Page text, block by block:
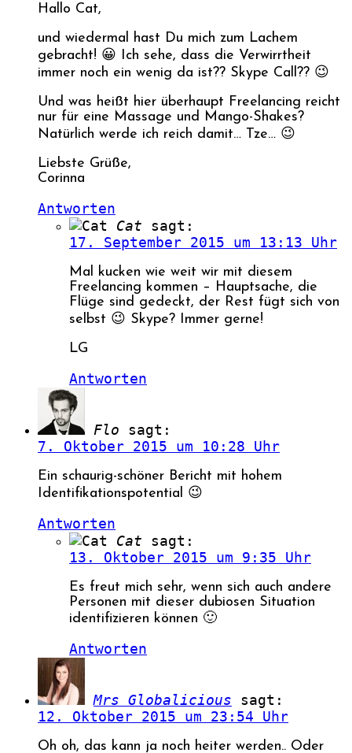
Hallo Cat,
und wiedermal hast Du mich zum Lachem
gebracht! 😀 Ich sehe, dass die Verwirrtheit
immer noch ein wenig da ist?? Skype Call?? 😉
Und was heißt hier überhaupt Freelancing reicht
nur für eine Massage und Mango-Shakes?
Natürlich werde ich reich damit… Tze… 😉
Liebste Grüße,
Corinna
Antworten
Cat
sagt:
17. September 2015 um 13:13 Uhr
Mal kucken wie weit wir mit diesem
Freelancing kommen – Hauptsache, die
Flüge sind gedeckt, der Rest fügt sich von
selbst 😉 Skype? Immer gerne!
LG
Antworten
Flo
sagt:
7. Oktober 2015 um 10:28 Uhr
Ein schaurig-schöner Bericht mit hohem
Identifikationspotential 😉
Antworten
Cat
sagt:
13. Oktober 2015 um 9:35 Uhr
Es freut mich sehr, wenn sich auch andere
Personen mit dieser dubiosen Situation
identifizieren können 🙂
Antworten
Mrs Globalicious
sagt:
12. Oktober 2015 um 23:54 Uhr
Oh oh, das kann ja noch heiter werden.. Oder